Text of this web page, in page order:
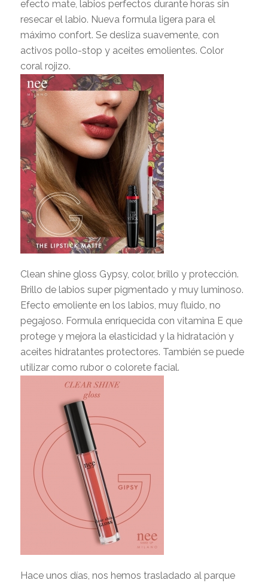
efecto mate, labios perfectos durante horas sin
resecar el labio. Nueva formula ligera para el
máximo confort. Se desliza suavemente, con
activos pollo-stop y aceites emolientes. Color
coral rojizo.
Clean shine gloss Gypsy, color, brillo y protección.
Brillo de labios super pigmentado y muy luminoso.
Efecto emoliente en los labios, muy fluido, no
pegajoso. Formula enriquecida con vitamina E que
protege y mejora la elasticidad y la hidratación y
aceites hidratantes protectores. También se puede
utilizar como rubor o colorete facial.
Hace unos días, nos hemos trasladado al parque